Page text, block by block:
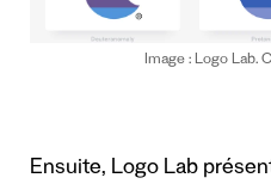
Image : Logo Lab.
Ensuite, Logo Lab